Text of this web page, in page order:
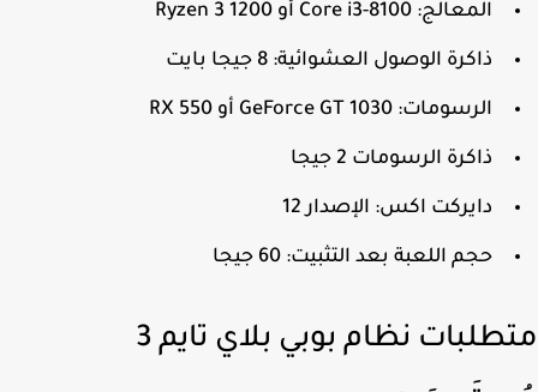
المعالج: Core i3-8100 أو Ryzen 3 1200
ذاكرة الوصول العشوائية: 8 جيجا بايت
الرسومات: GeForce GT 1030 أو RX 550
ذاكرة الرسومات 2 جيجا
دايركت اكس: الإصدار 12
حجم اللعبة بعد التثبيت: 60 جيجا